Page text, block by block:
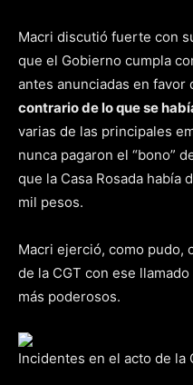
Macri discutió fuerte con
que el Gobierno cumpla
antes anunciadas en favor
contrario de lo que se
varias de las principales
nunca pagaron el “bono”
que la Casa Rosada había
mil pesos.
Macri ejerció, como pudo,
de la CGT con ese
más poderosos.
Incidentes en el acto de la